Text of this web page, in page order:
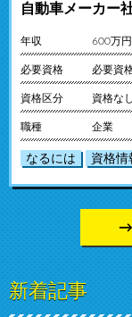
自動車メーカー
年収 600万
必要資格 必要資
資格区分 資格なし
職種 企業
なるには 資格情
新着記事